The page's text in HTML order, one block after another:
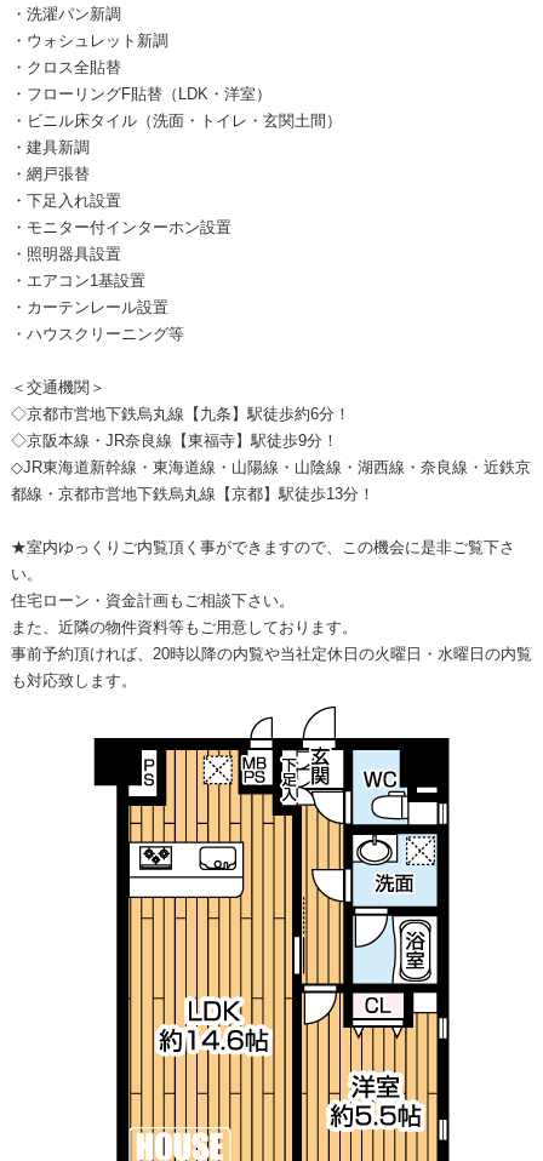
・洗濯パン新調
・ウォシュレット新調
・クロス全貼替
・フローリングF貼替（LDK・洋室）
・ビニル床タイル（洗面・トイレ・玄関土間）
・建具新調
・網戸張替
・下足入れ設置
・モニター付インターホン設置
・照明器具設置
・エアコン1基設置
・カーテンレール設置
・ハウスクリーニング等
＜交通機関＞
◇京都市営地下鉄烏丸線【九条】駅徒歩約6分！
◇京阪本線・JR奈良線【東福寺】駅徒歩9分！
◇JR東海道新幹線・東海道線・山陽線・山陰線・湖西線・奈良線・近鉄京
都線・京都市営地下鉄烏丸線【京都】駅徒歩13分！
★室内ゆっくりご内覧頂く事ができますので、この機会に是非ご覧下さ
い。
住宅ローン・資金計画もご相談下さい。
また、近隣の物件資料等もご用意しております。
事前予約頂ければ、20時以降の内覧や当社定休日の火曜日・水曜日の内覧
も対応致します。